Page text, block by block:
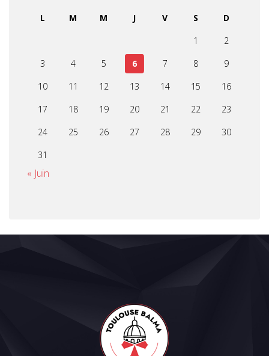
L M M J V S
D
1
2
3
4 5 6 7 8
9
10
11 12 13 14 15
16
17
18 19 20 21 22
23
24
25 26 27 28 29
30
31
« Juin